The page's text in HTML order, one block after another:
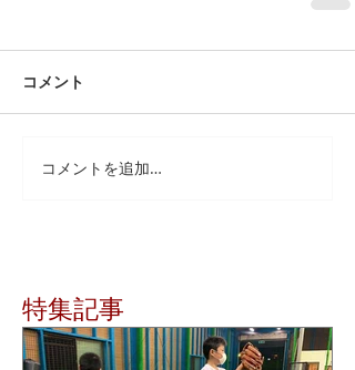
コメント
コメントを追加…
特集記事